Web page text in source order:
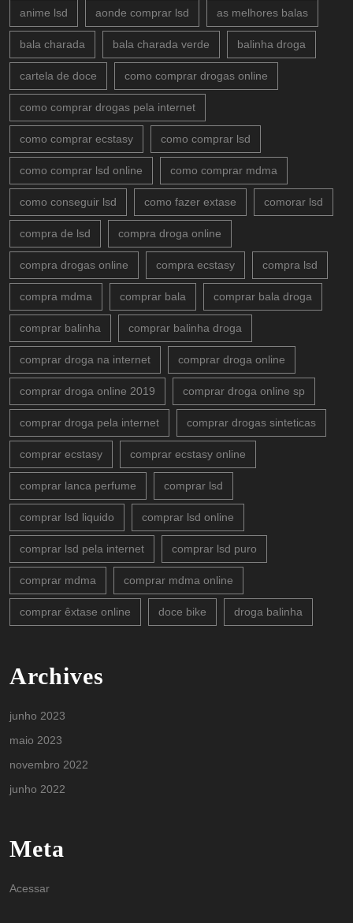
anime lsd aonde comprar lsd as melhores balas
bala charada bala charada verde balinha droga
cartela de doce como comprar drogas online
como comprar drogas pela internet
como comprar ecstasy como comprar lsd
como comprar lsd online como comprar mdma
como conseguir lsd como fazer extase comorar lsd
compra de lsd compra droga online
compra drogas online compra ecstasy compra lsd
compra mdma comprar bala comprar bala droga
comprar balinha comprar balinha droga
comprar droga na internet comprar droga online
comprar droga online 2019 comprar droga online sp
comprar droga pela internet comprar drogas sinteticas
comprar ecstasy comprar ecstasy online
comprar lanca perfume comprar lsd
comprar lsd liquido comprar lsd online
comprar lsd pela internet comprar lsd puro
comprar mdma comprar mdma online
comprar êxtase online doce bike droga balinha
Archives
junho 2023
maio 2023
novembro 2022
junho 2022
Meta
Acessar